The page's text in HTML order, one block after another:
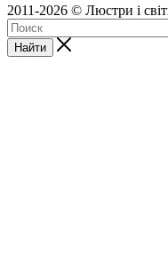
2011-2026 © Люстри і
Найти